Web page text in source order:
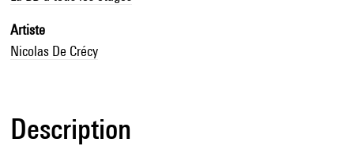
Artiste
Nicolas De Crécy
Description